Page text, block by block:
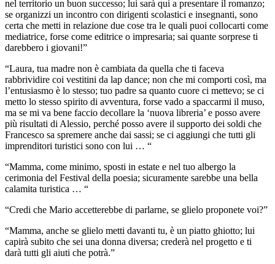
nel territorio un buon successo; lui sarà qui a presentare il romanzo;
se organizzi un incontro con dirigenti scolastici e insegnanti, sono
certa che metti in relazione due cose tra le quali puoi collocarti come
mediatrice, forse come editrice o impresaria; sai quante sorprese ti
darebbero i giovani!”
“Laura, tua madre non è cambiata da quella che ti faceva
rabbrividire coi vestitini da lap dance; non che mi comporti così, ma
l’entusiasmo è lo stesso; tuo padre sa quanto cuore ci mettevo; se ci
metto lo stesso spirito di avventura, forse vado a spaccarmi il muso,
ma se mi va bene faccio decollare la ‘nuova libreria’ e posso avere
più risultati di Alessio, perché posso avere il supporto dei soldi che
Francesco sa spremere anche dai sassi; se ci aggiungi che tutti gli
imprenditori turistici sono con lui … “
“Mamma, come minimo, sposti in estate e nel tuo albergo la
cerimonia del Festival della poesia; sicuramente sarebbe una bella
calamita turistica … “
“Credi che Mario accetterebbe di parlarne, se glielo proponete voi?”
“Mamma, anche se glielo metti davanti tu, è un piatto ghiotto; lui
capirà subito che sei una donna diversa; crederà nel progetto e ti
darà tutti gli aiuti che potrà.”